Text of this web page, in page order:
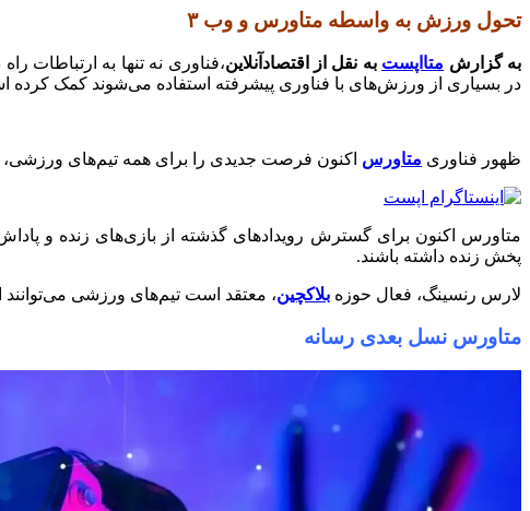
تحول ورزش به واسطه متاورس و وب ۳
به گزارش متااپست به نقل از اقتصادآنلاین
در بسیاری از ورزش‌های با فناوری پیشرفته استفاده می‌شوند کمک کرده
ظهور فناوری متاورس اکنون فرصت جدیدی را برای همه تیم‌های ورزشی،
متاورس اکنون برای گسترش رویدادهای گذشته از بازی‌های زنده و
پخش زنده داشته باشند.
لارس رنسینگ، فعال حوزه بلاکچین، معتقد است تیم‌های ورزشی می‌توانند
متاورس نسل بعدی رسانه